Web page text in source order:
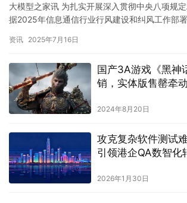
大模型之家讯 为扎实开展深入贯彻中央八项规
据2025年信息通信行业行风建设和纠风工作部
资讯 2025年7月16日
国产3A游戏《黑神
销，实体版售罄牵
2024年8月20日
攻克复杂软件测试
引领港企QA数智化
2026年1月30日